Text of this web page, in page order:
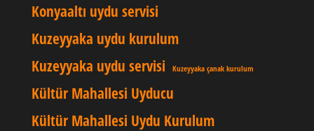
Konyaaltı uydu servisi
Kuzeyyaka uydu kurulum
Kuzeyyaka uydu servisi
Kuzeyyaka çanak kurulum
Kültür Mahallesi Uyducu
Kültür Mahallesi Uydu Kurulum